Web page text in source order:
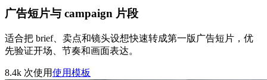
广告短片与 campaign 片段
适合把 brief、卖点和镜头设想快速转成第一版广告短片，优
先验证开场、节奏和画面表达。
8.4k 次使用使用模板